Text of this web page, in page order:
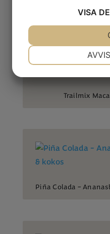
Trailmix
Trailmix
Piña Colada –
VISA